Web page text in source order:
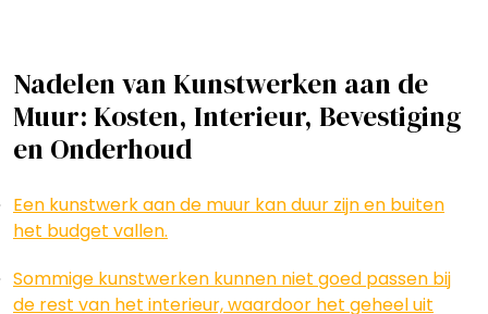
Nadelen van Kunstwerken aan de
Muur: Kosten, Interieur, Bevestiging
en Onderhoud
Een kunstwerk aan de muur kan duur zijn en buiten
het budget vallen.
Sommige kunstwerken kunnen niet goed passen bij
de rest van het interieur, waardoor het geheel uit